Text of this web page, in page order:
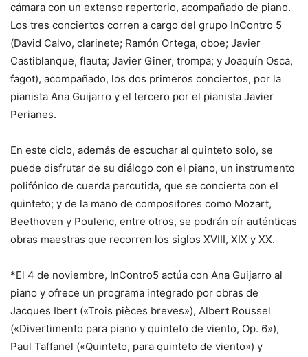
cámara con un extenso repertorio, acompañado de piano.
Los tres conciertos corren a cargo del grupo InContro 5
(David Calvo, clarinete; Ramón Ortega, oboe; Javier
Castiblanque, flauta; Javier Giner, trompa; y Joaquín Osca,
fagot), acompañado, los dos primeros conciertos, por la
pianista Ana Guijarro y el tercero por el pianista Javier
Perianes.
En este ciclo, además de escuchar al quinteto solo, se
puede disfrutar de su diálogo con el piano, un instrumento
polifónico de cuerda percutida, que se concierta con el
quinteto; y de la mano de compositores como Mozart,
Beethoven y Poulenc, entre otros, se podrán oír auténticas
obras maestras que recorren los siglos XVIII, XIX y XX.
*El 4 de noviembre, InContro5 actúa con Ana Guijarro al
piano y ofrece un programa integrado por obras de
Jacques Ibert («Trois pièces breves»), Albert Roussel
(«Divertimento para piano y quinteto de viento, Op. 6»),
Paul Taffanel («Quinteto, para quinteto de viento») y